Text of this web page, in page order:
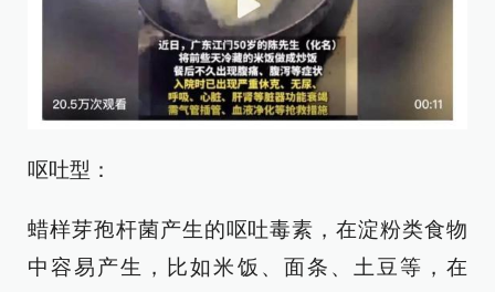
呕吐型：
蜡样芽孢杆菌产生的呕吐毒素，在淀粉类食物
中容易产生，比如米饭、面条、土豆等，在